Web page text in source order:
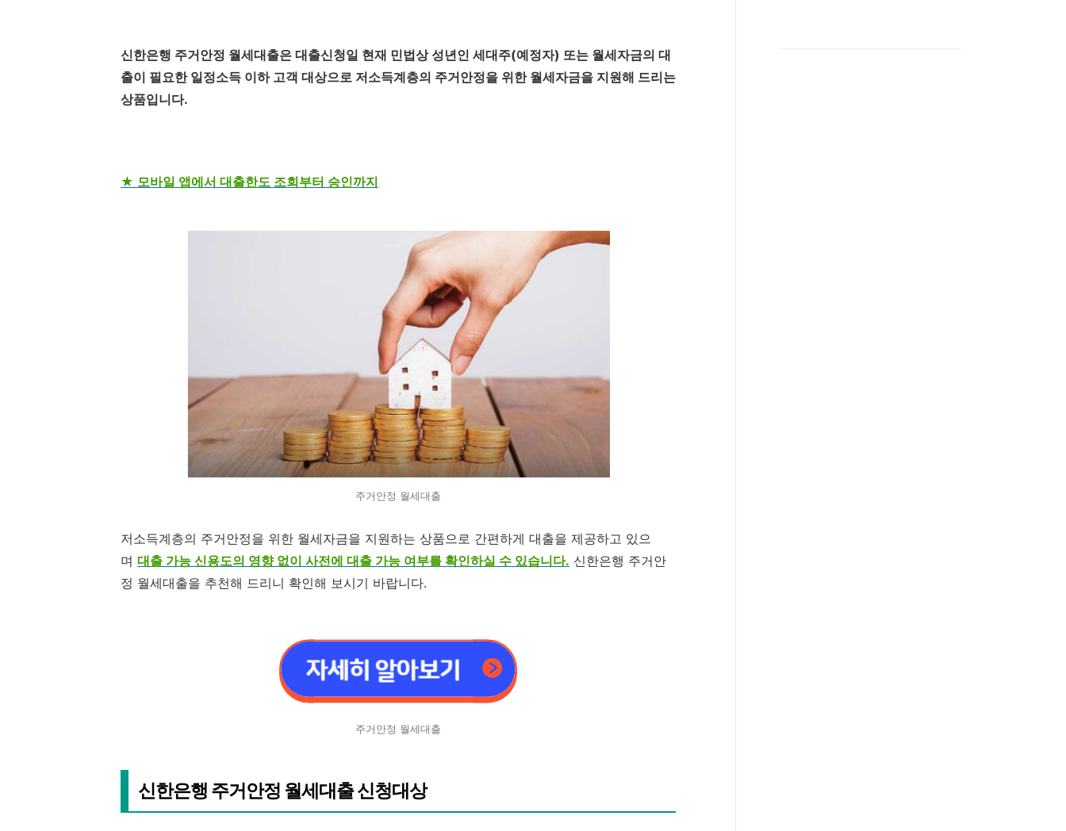
신한은행 주거안정 월세대출은 대출신청일 현재 민법상 성년인 세대주(예정자) 또는 월세자금의 대
출이 필요한 일정소득 이하 고객 대상으로 저소득계층의 주거안정을 위한 월세자금을 지원해 드리는
상품입니다.
★ 모바일 앱에서 대출한도 조회부터 승인까지
주거안정 월세대출
저소득계층의 주거안정을 위한 월세자금을 지원하는 상품으로 간편하게 대출을 제공하고 있으
며 대출 가능 신용도의 영향 없이 사전에 대출 가능 여부를 확인하실 수 있습니다. 신한은행 주거안
정 월세대출을 추천해 드리니 확인해 보시기 바랍니다.
주거안정 월세대출
신한은행 주거안정 월세대출 신청대상